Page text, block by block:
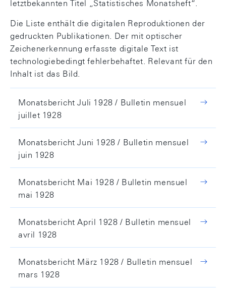
letztbekannten Titel „Statistisches Monatsheft“.
Die Liste enthält die digitalen Reproduktionen der
gedruckten Publikationen. Der mit optischer
Zeichenerkennung erfasste digitale Text ist
technologiebedingt fehlerbehaftet. Relevant für den
Inhalt ist das Bild.
Monatsbericht Juli 1928 / Bulletin mensuel
juillet 1928
Monatsbericht Juni 1928 / Bulletin mensuel
juin 1928
Monatsbericht Mai 1928 / Bulletin mensuel
mai 1928
Monatsbericht April 1928 / Bulletin mensuel
avril 1928
Monatsbericht März 1928 / Bulletin mensuel
mars 1928